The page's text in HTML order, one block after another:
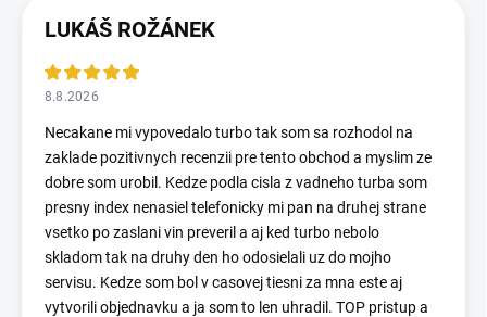
LUKÁŠ ROŽÁNEK
8.8.2026
Necakane mi vypovedalo turbo tak som sa rozhodol na
zaklade pozitivnych recenzii pre tento obchod a myslim ze
dobre som urobil. Kedze podla cisla z vadneho turba som
presny index nenasiel telefonicky mi pan na druhej strane
vsetko po zaslani vin preveril a aj ked turbo nebolo
skladom tak na druhy den ho odosielali uz do mojho
servisu. Kedze som bol v casovej tiesni za mna este aj
vytvorili objednavku a ja som to len uhradil. TOP pristup a